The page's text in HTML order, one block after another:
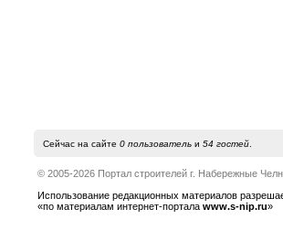
Сейчас на сайте 0 пользовательи 54 гостей.
© 2005-2026 Портал строителей г. Набережные
Использование редакционных материалов
«по материалам интернет-портала www.s-nip.ru»